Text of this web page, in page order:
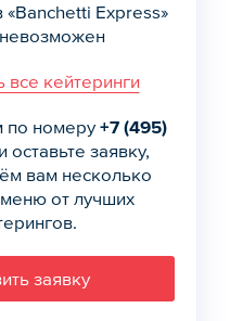
посуда
«Banchetti Express»
все кейтеринги
по номеру +7 (495)
оставьте заявку,
вам несколько
от лучших
заявку